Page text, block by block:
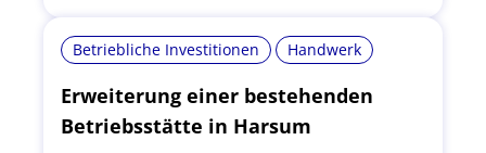
Betriebliche Investitionen Handwerk
Erweiterung einer bestehenden
Betriebsstätte in Harsum